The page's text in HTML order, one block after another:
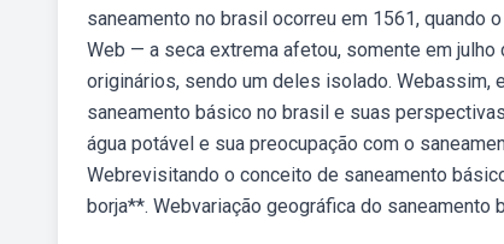
saneamento no brasil ocorreu em 1561, quando
Web — a seca extrema afetou, somente em
originários, sendo um deles isolado.
saneamento básico no brasil e suas
água potável e sua preocupação com o
Webrevisitando o conceito de saneamento
borja**. Webvariação geográfica do saneamento